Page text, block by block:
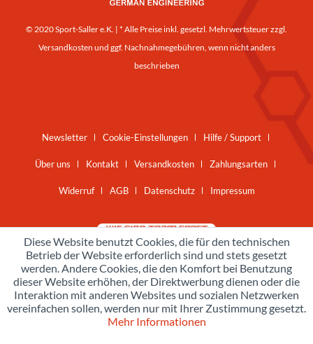
© 2020 Sport-Saller e.K. | * Alle Preise inkl. gesetzl. Mehrwertsteuer zzgl.
Versandkosten und ggf. Nachnahmegebühren, wenn nicht anders
beschrieben
Newsletter Cookie-Einstellungen Hilfe / Support
Über uns Kontakt Versandkosten Zahlungsarten
Widerruf AGB Datenschutz Impressum
Diese Website benutzt Cookies, die für den technischen
Betrieb der Website erforderlich sind und stets gesetzt
werden. Andere Cookies, die den Komfort bei Benutzung
dieser Website erhöhen, der Direktwerbung dienen oder die
Interaktion mit anderen Websites und sozialen Netzwerken
vereinfachen sollen, werden nur mit Ihrer Zustimmung gesetzt.
Mehr Informationen